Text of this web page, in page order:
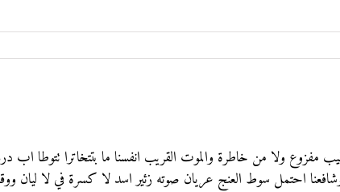
مفزوع ولا من خاطرة والموت القريب انفسنا ما بتتخاترا تتوطا اب
احتمل سوط العنج عريان صوته زئير اسد لا كسرة في لا ليان